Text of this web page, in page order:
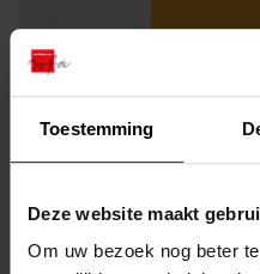
Toestemming
Deze website maakt
Om uw bezoek nog beter